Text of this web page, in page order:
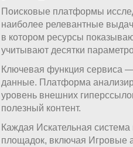
Поисковые платформы
наиболее релевантные
в котором ресурсы
учитывают десятки
Ключевая функция сервиса
данные. Платформа
уровень внешних
полезный контент.
Каждая Искательная
площадок, включая Игровые